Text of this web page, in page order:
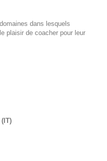
dans lesquels
plaisir de coacher pour leur